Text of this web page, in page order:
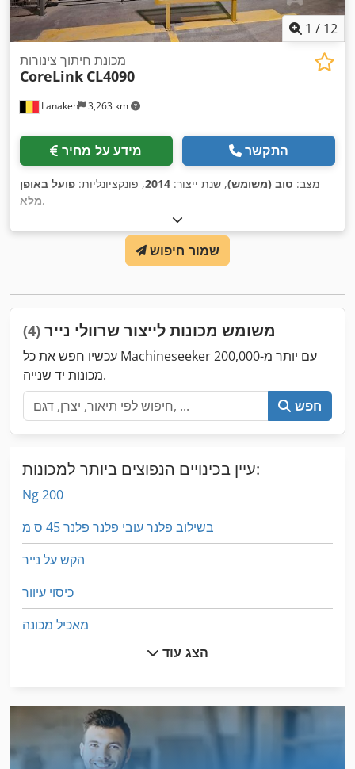
1 / 12
Lanaken 3,263 km
מכונת חיתוך צינורות
CoreLink CL4090
מידע על מחיר התקשר
מצב: טוב (משומש), שנת ייצור: 2014, פונקציונליות: פועל באופן
מלא,
שמור חיפוש
משומש מכונות לייצור שרוולי נייר (4)
עכשיו חפש את כל Machineseeker עם יותר מ-200,000
מכונות יד שנייה.
חפש
עיין בכינויים הנפוצים ביותר למכונות:
Ng 200
בשילוב פלנר עובי פלנר פלנר 45 ס מ
הקש על נייר
כיסוי עיוור
מאכיל מכונה
מכונה זילוף ויוצרים
מכונה לכריית חור פינים
הצג עוד